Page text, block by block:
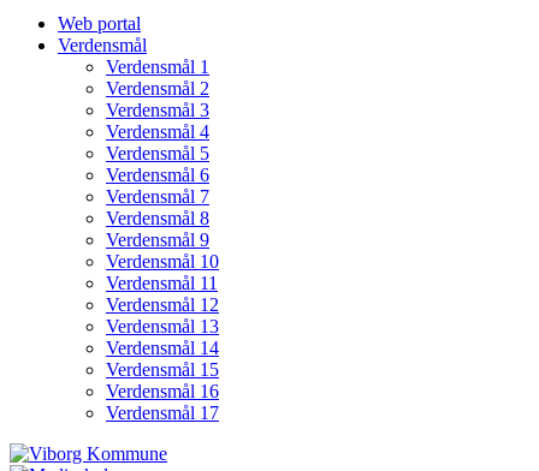
Web portal
Verdensmål
Verdensmål 1
Verdensmål 2
Verdensmål 3
Verdensmål 4
Verdensmål 5
Verdensmål 6
Verdensmål 7
Verdensmål 8
Verdensmål 9
Verdensmål 10
Verdensmål 11
Verdensmål 12
Verdensmål 13
Verdensmål 14
Verdensmål 15
Verdensmål 16
Verdensmål 17